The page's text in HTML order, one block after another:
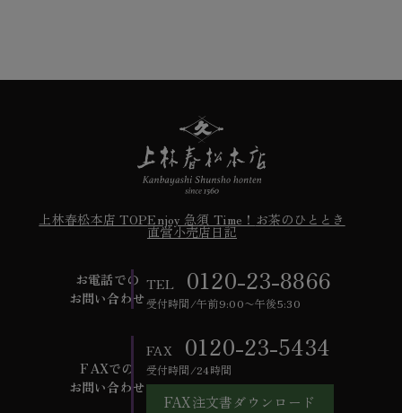
上林春松本店 TOPEnjoy 急須 Time！ お茶のひととき
直営小売店日記
お電話での
お問い合わせ
TEL 0120-23-8866
受付時間/午前9:00〜午後5:30
FAXでの
お問い合わせ
FAX 0120-23-5434
受付時間/24時間
FAX注文書ダウンロード